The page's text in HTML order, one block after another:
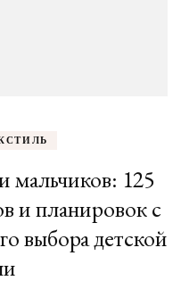
мальчиков: 125
и планировок с
выбора детской